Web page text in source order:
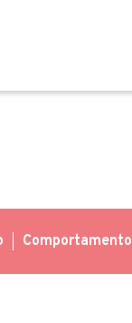
Comportamento